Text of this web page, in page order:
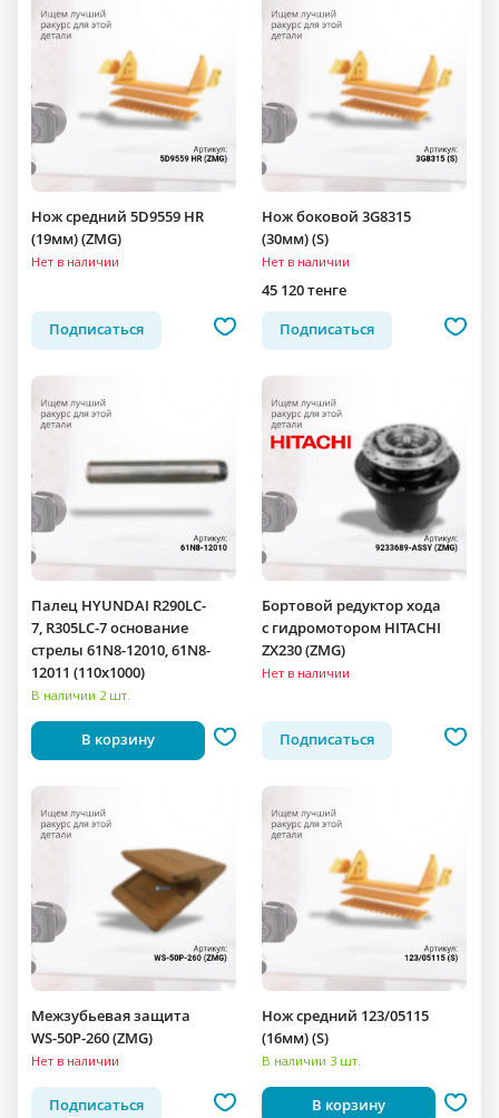
Нож средний 5D9559 HR
(19мм) (ZMG)
Нет в наличии
Подписаться
Нож боковой 3G8315
(30мм) (S)
Нет в наличии
45 120 тенге
Подписаться
Палец HYUNDAI R290LC-
7, R305LC-7 основание
стрелы 61N8-12010, 61N8-
12011 (110x1000)
В наличии 2 шт.
В корзину
Бортовой редуктор хода
c гидромотором HITACHI
ZX230 (ZMG)
Нет в наличии
Подписаться
Межзубьевая защита
WS-50P-260 (ZMG)
Нет в наличии
Подписаться
Нож средний 123/05115
(16мм) (S)
В наличии 3 шт.
В корзину